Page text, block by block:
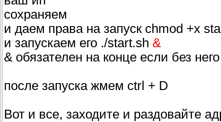
сохраняем
и даем права на запуск chmod +x
и запускаем его ./start.sh &
& обязателен на конце если без
после запуска жмем ctrl + D
Вот и все, заходите и раздовайте